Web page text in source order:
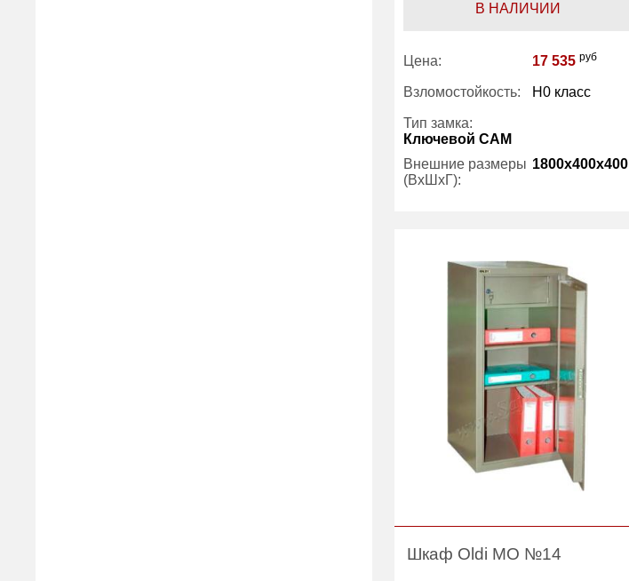
В НАЛИЧИИ
Цена: 17 535 руб
Взломостойкость: H0 класс
Тип замка:
Ключевой САМ
Внешние размеры
(ВхШхГ):
1800x400x400
Вес (кг) : 35
1 год
Шкаф Oldi МО №14